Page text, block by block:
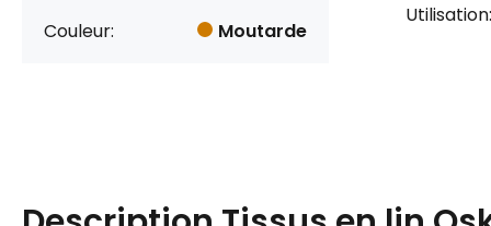
Couleur: Moutarde
Utilisation: